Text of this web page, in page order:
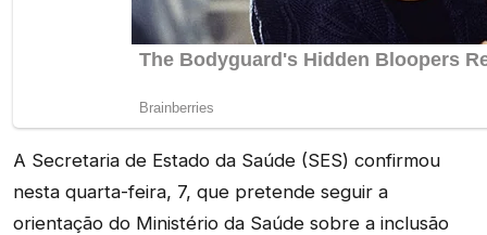
A Secretaria de Estado da Saúde (SES) confirmou
nesta quarta-feira, 7, que pretende seguir a
orientação do Ministério da Saúde sobre a inclusão